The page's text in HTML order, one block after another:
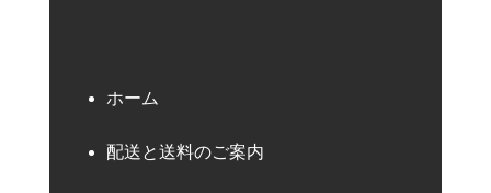
ホーム
配送と送料のご案内